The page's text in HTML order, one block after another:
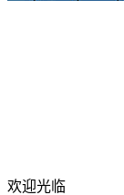
欢迎光临